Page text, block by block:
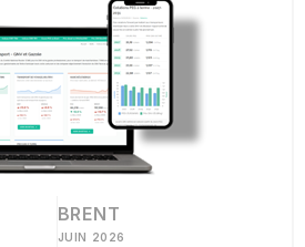
BRENT
JUIN 2026